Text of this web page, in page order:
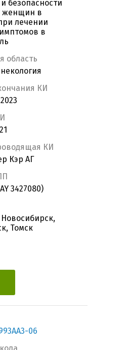
безопасности
женщин в
лечении
в
область
КИ
КИ
Кэр АГ
3427080)
Томск
06